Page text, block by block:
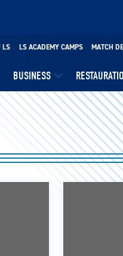
BUSINESS
LS LS ACADEMY CAMPS MATCH